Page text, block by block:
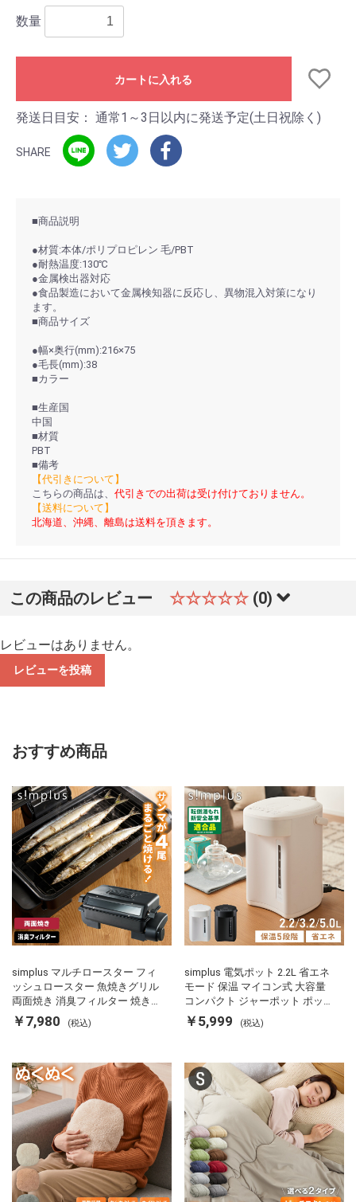
数量
カートに入れる
発送日目安： 通常1～3日以内に発送予定(土日祝除く)
SHARE
■商品説明
●材質:本体/ポリプロピレン 毛/PBT
●耐熱温度:130℃
●金属検出器対応
●食品製造において金属検知器に反応し、異物混入対策になり
ます。
■商品サイズ
●幅×奥行(mm):216×75
●毛長(mm):38
■カラー
■生産国
中国
■材質
PBT
■備考
【代引きについて】
こちらの商品は、 代引きでの出荷は受け付けておりません。
【送料について】
北海道、沖縄、離島は送料を頂きます。
この商品のレビュー ☆☆☆☆☆ (0)
レビューはありません。
レビューを投稿
おすすめ商品
simplus マルチロースター フィ
ッシュロースター 魚焼きグリル
両面焼き 消臭フィルター 焼き魚
両面ヒーター タイマー付き SP-
FRS01 マットブラック シンプラ
￥7,980 (税込)
simplus 電気ポット 2.2L 省エネ
モード 保温 マイコン式 大容量
コンパクト ジャーポット ポット
カルキ抜き 空焚き防止 温度調節
軽量 SP-PD22 シンプラス
￥5,999 (税込)